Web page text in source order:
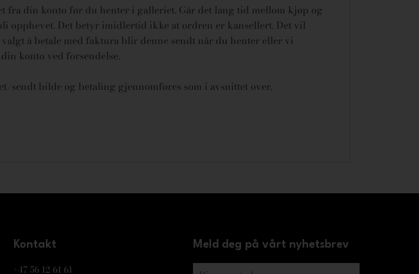
din konto før du henter i galleriet. Går det lang tid mellom kjøp og
opphevet. Det betyr imidlertid ikke at ordren er kansellert. Det vil
å betale med faktura blir denne sendt når du henter eller vi
konto ved forsendelse.
sendt bilde og betaling gjennomføres som i avsnittet over.
Kontakt
+47 56 12 61 61
Meld deg på vårt nyhetsbrev